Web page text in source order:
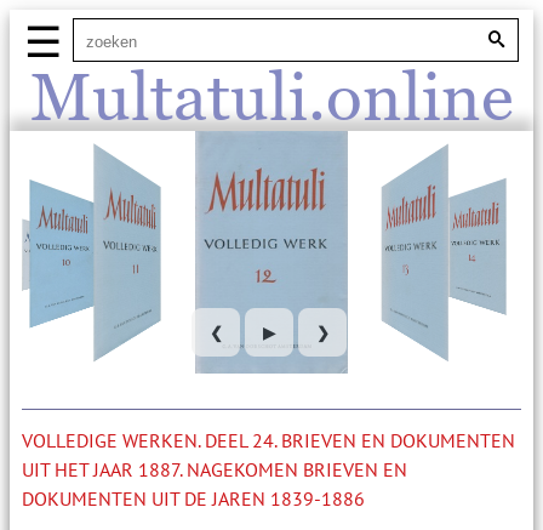
Multatuli.online
☰
❮ ▶ ❯
VOLLEDIGE WERKEN. DEEL 24. BRIEVEN EN DOKUMENTEN
UIT HET JAAR 1887. NAGEKOMEN BRIEVEN EN
DOKUMENTEN UIT DE JAREN 1839-1886